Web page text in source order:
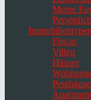
Meine
Immobilientypen
Fincas
Villen
Häuser